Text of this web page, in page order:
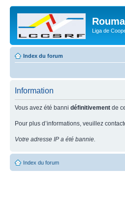
Liga de
Index du forum
Information
Vous avez été banni définitivement de
Pour plus d’informations, veuillez
Votre adresse IP a été bannie.
Index du forum